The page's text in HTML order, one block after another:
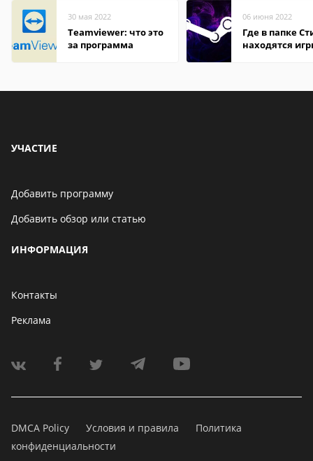
30 мая 2022
Teamviewer: что это
за программа
06 июня 2022
Где в папке
находятся
УЧАСТИЕ
Добавить программу
Добавить обзор или статью
ИНФОРМАЦИЯ
Контакты
Реклама
DMCA Policy Условия и правила
Политика
конфиденциальности